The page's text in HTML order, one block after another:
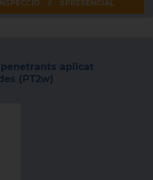
// #PRESENCIAL
aplicat
(PT2w)